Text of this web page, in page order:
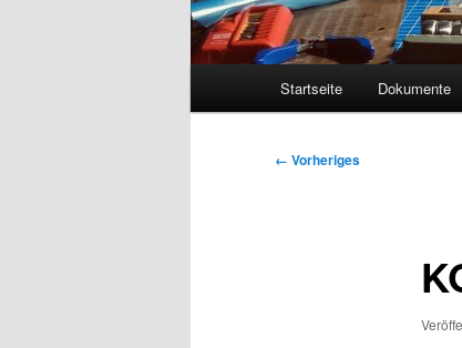
Startseite Dokumente
Bilder-
← Vorheriges